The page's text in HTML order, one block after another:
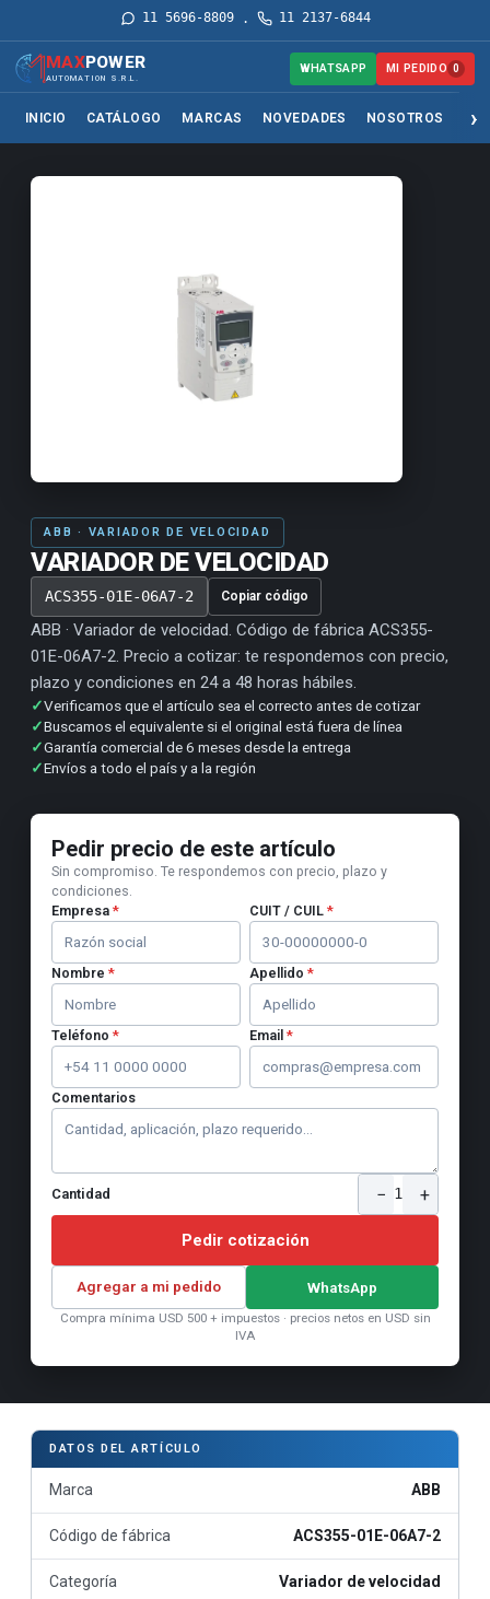
11 5696-8809· 11 2137-6844
MAXPOWER
AUTOMATION S.R.L.
INICIO CATÁLOGO MARCAS NOVEDADES NOSOTROS
WHATSAPP MI PEDIDO 0
ABB · VARIADOR DE VELOCIDAD
VARIADOR DE VELOCIDAD
ACS355-01E-06A7-2 Copiar código
ABB · Variador de velocidad. Código de fábrica ACS355-
01E-06A7-2. Precio a cotizar: te respondemos con precio,
plazo y condiciones en 24 a 48 horas hábiles.
✓Verificamos que el artículo sea el correcto antes de cotizar
✓Buscamos el equivalente si el original está fuera de línea
✓Garantía comercial de 6 meses desde la entrega
✓Envíos a todo el país y a la región
Pedir precio de este artículo
Sin compromiso. Te respondemos con precio, plazo y
condiciones.
Empresa * CUIT / CUIL *
Nombre * Apellido *
Teléfono * Email *
Comentarios
Cantidad − 1 +
Pedir cotización
Agregar a mi pedido WhatsApp
Compra mínima USD 500 + impuestos · precios netos en USD sin
IVA
DATOS DEL ARTÍCULO
Marca ABB
Código de fábrica ACS355-01E-06A7-2
Categoría Variador de velocidad